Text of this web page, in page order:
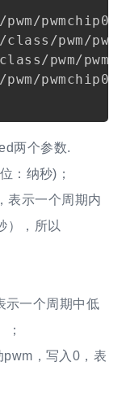
pwmchip0/
pwm/
pwm/
pwmchip0/
两个参数.
：纳秒)；
表示一个周期内
），所以
示一个周期中低
；
，写入0，表